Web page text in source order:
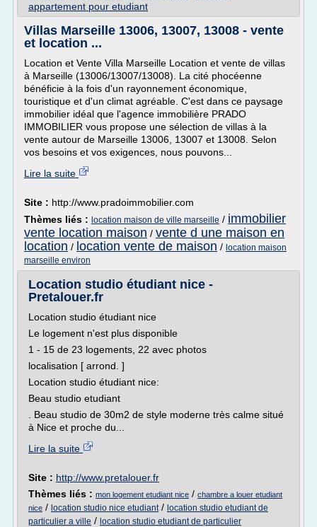
appartement pour etudiant
Villas Marseille 13006, 13007, 13008 - vente
et location ...
Location et Vente Villa Marseille Location et vente de villas
à Marseille (13006/13007/13008). La cité phocéenne
bénéficie à la fois d'un rayonnement économique,
touristique et d'un climat agréable. C'est dans ce paysage
immobilier idéal que l'agence immobilière PRADO
IMMOBILIER vous propose une sélection de villas à la
vente autour de Marseille 13006, 13007 et 13008. Selon
vos besoins et vos exigences, nous pouvons...
Lire la suite
Site : http://www.pradoimmobilier.com
Thèmes liés : location maison de ville marseille / immobilier
vente location maison / vente d une maison en
location / location vente de maison / location maison
marseille environ
Location studio étudiant nice -
Pretalouer.fr
Location studio étudiant nice
Le logement n'est plus disponible
1 - 15 de 23 logements, 22 avec photos
localisation [ arrond. ]
Location studio étudiant nice:
Beau studio etudiant
. Beau studio de 30m2 de style moderne très calme situé
à Nice et proche du...
Lire la suite
Site : http://www.pretalouer.fr
Thèmes liés : mon logement etudiant nice / chambre a louer etudiant
nice / location studio nice etudiant/ location studio etudiant de
particulier a ville / location studio etudiant de particulier